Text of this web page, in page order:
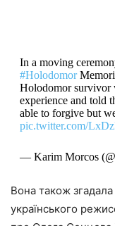
In a moving
#Holodomor
Holodomor survivor
experience and told
able to forgive but
pic.twitter.com/
— Karim Morcos
Вона також згадала
українського